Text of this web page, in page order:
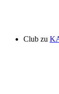
Club zu